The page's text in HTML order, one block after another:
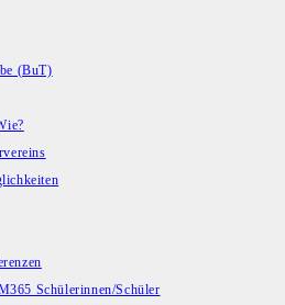
(BuT)
Schülerinnen/Schüler